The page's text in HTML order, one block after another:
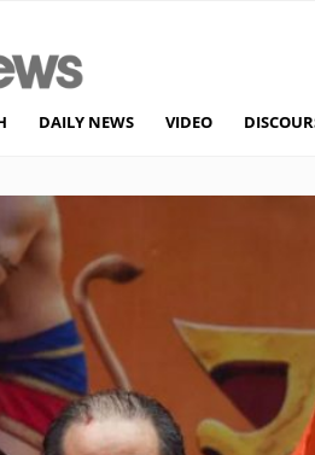
DAILY NEWS VIDEO